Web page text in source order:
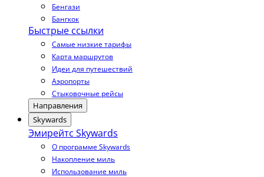
Бенгази
Бангкок
Быстрые ссылки
Самые низкие тарифы
Карта маршрутов
Идеи для путешествий
Аэропорты
Стыковочные рейсы
Направления
Skywards
Эмирейтс Skywards
О программе Skywards
Накопление миль
Использование миль